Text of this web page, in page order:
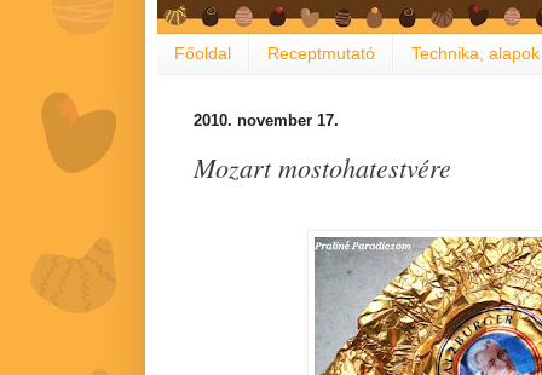
Főoldal Receptmutató Technika, alapok
2010. november 17.
Mozart mostohatestvére